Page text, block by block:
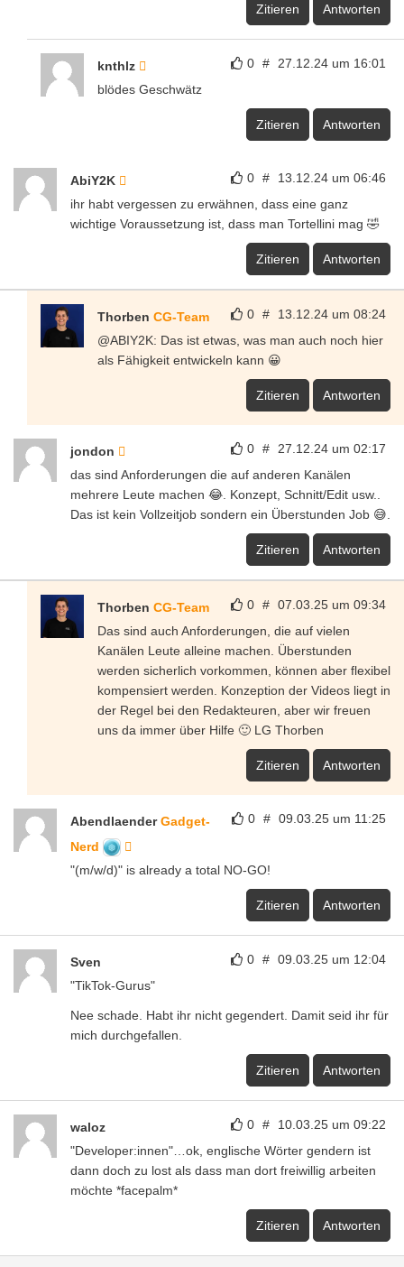
Zitieren Antworten
0 # 27.12.24 um 16:01
knthlz
blödes Geschwätz
Zitieren Antworten
0 # 13.12.24 um 06:46
AbiY2K
ihr habt vergessen zu erwähnen, dass eine ganz
wichtige Voraussetzung ist, dass man Tortellini mag 🤣
Zitieren Antworten
0 # 13.12.24 um 08:24
Thorben CG-Team
@ABIY2K: Das ist etwas, was man auch noch hier
als Fähigkeit entwickeln kann 😀
Zitieren Antworten
0 # 27.12.24 um 02:17
jondon
das sind Anforderungen die auf anderen Kanälen
mehrere Leute machen 😂. Konzept, Schnitt/Edit usw..
Das ist kein Vollzeitjob sondern ein Überstunden Job 😅.
Zitieren Antworten
0 # 07.03.25 um 09:34
Thorben CG-Team
Das sind auch Anforderungen, die auf vielen
Kanälen Leute alleine machen. Überstunden
werden sicherlich vorkommen, können aber flexibel
kompensiert werden. Konzeption der Videos liegt in
der Regel bei den Redakteuren, aber wir freuen
uns da immer über Hilfe 🙂 LG Thorben
Zitieren Antworten
0 # 09.03.25 um 11:25
AbendlaenderGadget-
Nerd
"(m/w/d)" is already a total NO-GO!
Zitieren Antworten
0 # 09.03.25 um 12:04
Sven
"TikTok-Gurus"
Nee schade. Habt ihr nicht gegendert. Damit seid ihr für
mich durchgefallen.
Zitieren Antworten
0 # 10.03.25 um 09:22
waloz
"Developer:innen"…ok, englische Wörter gendern ist
dann doch zu lost als dass man dort freiwillig arbeiten
möchte *facepalm*
Zitieren Antworten